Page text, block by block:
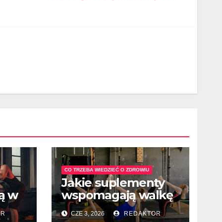
w
CO TRZEBA WIEDZIEĆ O ZDROWIU
Jakie suplementy
wspomagają walkę
z depresją
CZE 3, 2026 REDAKTOR